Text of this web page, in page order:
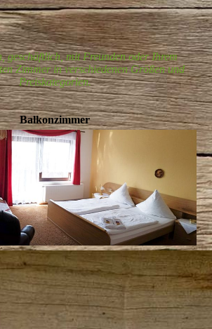
geschäftlich, mit Freunden oder Ihrem
Zimmer in verschiedenen Größen und
Preiskategorien.
Balkonzimmer